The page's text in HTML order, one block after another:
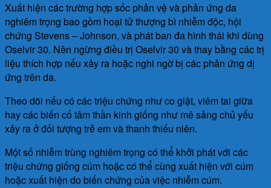
Xuất hiện các trường hợp sốc phản vệ và phản ứng da
nghiêm trọng bao gồm hoại tử thượng bì nhiễm độc, hội
chứng Stevens – Johnson, và phát ban đa hình thái khi dùng
Oselvir 30. Nên ngừng điều trị Oselvir 30 và thay bằng các trị
liệu thích hợp nếu xảy ra hoặc nghi ngờ bị các phản ứng dị
ứng trên da.
Theo dõi nếu có các triệu chứng như co giật, viêm tai giữa
hay các biến cố tâm thần kinh giống như mê sảng chủ yếu
xảy ra ở đối tượng trẻ em và thanh thiếu niên.
Một số nhiễm trùng nghiêm trọng có thể khởi phát với các
triệu chứng giống cúm hoặc có thể cùng xuất hiện với cúm
hoặc xuất hiện do biến chứng của việc nhiễm cúm.